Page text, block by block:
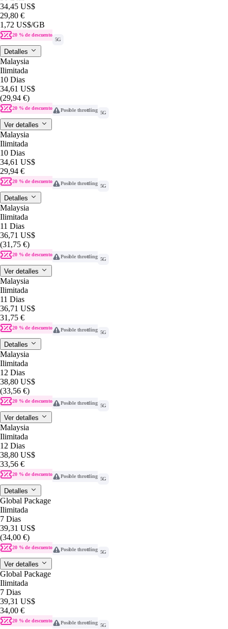
34,45 US$
29,80 €
1,72 US$/GB
20 % de descuento
5G
Detalles
Malaysia
Ilimitada
10 Dias
34,61 US$
(29,94 €)
20 % de descuento Posible throttling 5G
Ver detalles
Malaysia
Ilimitada
10 Dias
34,61 US$
29,94 €
20 % de descuento Posible throttling 5G
Detalles
Malaysia
Ilimitada
11 Dias
36,71 US$
(31,75 €)
20 % de descuento Posible throttling 5G
Ver detalles
Malaysia
Ilimitada
11 Dias
36,71 US$
31,75 €
20 % de descuento Posible throttling 5G
Detalles
Malaysia
Ilimitada
12 Dias
38,80 US$
(33,56 €)
20 % de descuento Posible throttling 5G
Ver detalles
Malaysia
Ilimitada
12 Dias
38,80 US$
33,56 €
20 % de descuento Posible throttling 5G
Detalles
Global Package
Ilimitada
7 Dias
39,31 US$
(34,00 €)
20 % de descuento Posible throttling 5G
Ver detalles
Global Package
Ilimitada
7 Dias
39,31 US$
34,00 €
20 % de descuento Posible throttling 5G